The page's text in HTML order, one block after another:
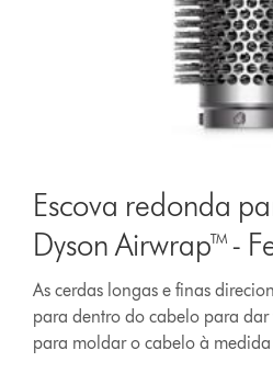
Escova redonda
Dyson Airwrap™ -
As cerdas longas e finas
para dentro do cabelo para
para moldar o cabelo à medida